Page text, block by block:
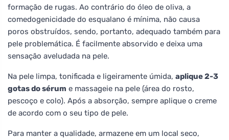
formação de rugas. Ao contrário do óleo de oliva, a
comedogenicidade do esqualano é mínima, não causa
poros obstruídos, sendo, portanto, adequado também para
pele problemática. É facilmente absorvido e deixa uma
sensação aveludada na pele.
Na pele limpa, tonificada e ligeiramente úmida, aplique 2-3
gotas do sérum e massageie na pele (área do rosto,
pescoço e colo). Após a absorção, sempre aplique o creme
de acordo com o seu tipo de pele.
Para manter a qualidade, armazene em um local seco,